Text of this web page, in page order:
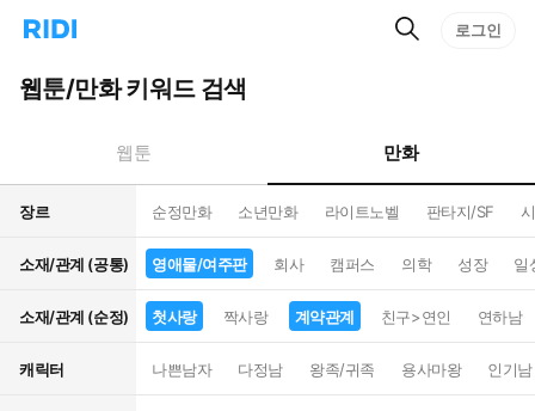
리
홈
으
턴
트
검
로그인
웹툰/만화 키워드 검색
웹툰 만화
장르 순정만화 소년만화 라이트노벨 판타지/SF
소재/관계 (공통) 영애물/여주판 회사 캠퍼스 의학 성장 일
소재/관계 (순정) 첫사랑 짝사랑 계약관계 친구>연인 연하남
캐릭터 나쁜남자 다정남 왕족/귀족 용사마왕 인기남